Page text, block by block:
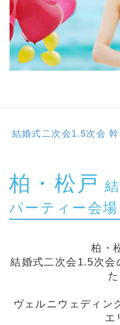
結婚式二次会1.5次会
柏・松戸
パーティー会場
柏・
結婚式二次会1.5次会
ヴェルニウェディン
エ